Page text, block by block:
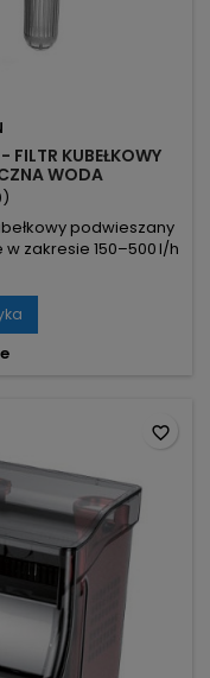
FILTR KUBEŁKOWY
WODA
podwieszany
zakresie 150–500 l/h
l/h – podwójna
dostosowanie do
energii; pompa z osią
(odporna na wodę
favorite_border